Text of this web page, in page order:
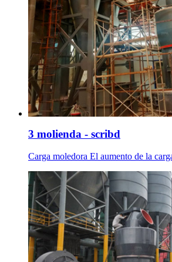
3 molienda - scribd
Carga moledora El aumento de la